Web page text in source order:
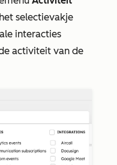
selectievakje
interacties
activiteit van de